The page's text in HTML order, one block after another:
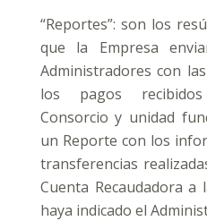
“Reportes”: son los
que la Empresa
Administradores con
los pagos
Consorcio y unidad
un Reporte con los
transferencias
Cuenta Recaudadora a
haya indicado el